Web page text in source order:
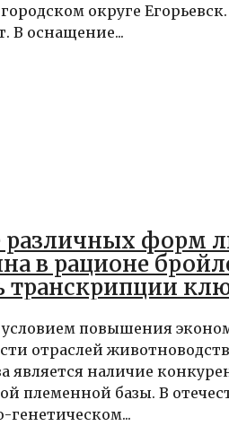
округе
В оснащение...
различных форм
в рационе
транскрипции
повышения
отраслей
является наличие
племенной базы. В
генетическом...